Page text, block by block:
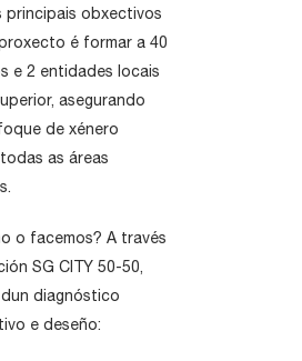
principais obxectivos
é formar a 40
e 2 entidades locais
asegurando
de xénero
as áreas
o facemos? A través
SG CITY 50-50,
diagnóstico
e deseño: